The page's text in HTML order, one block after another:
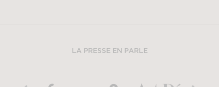
LA PRESSE EN PARLE